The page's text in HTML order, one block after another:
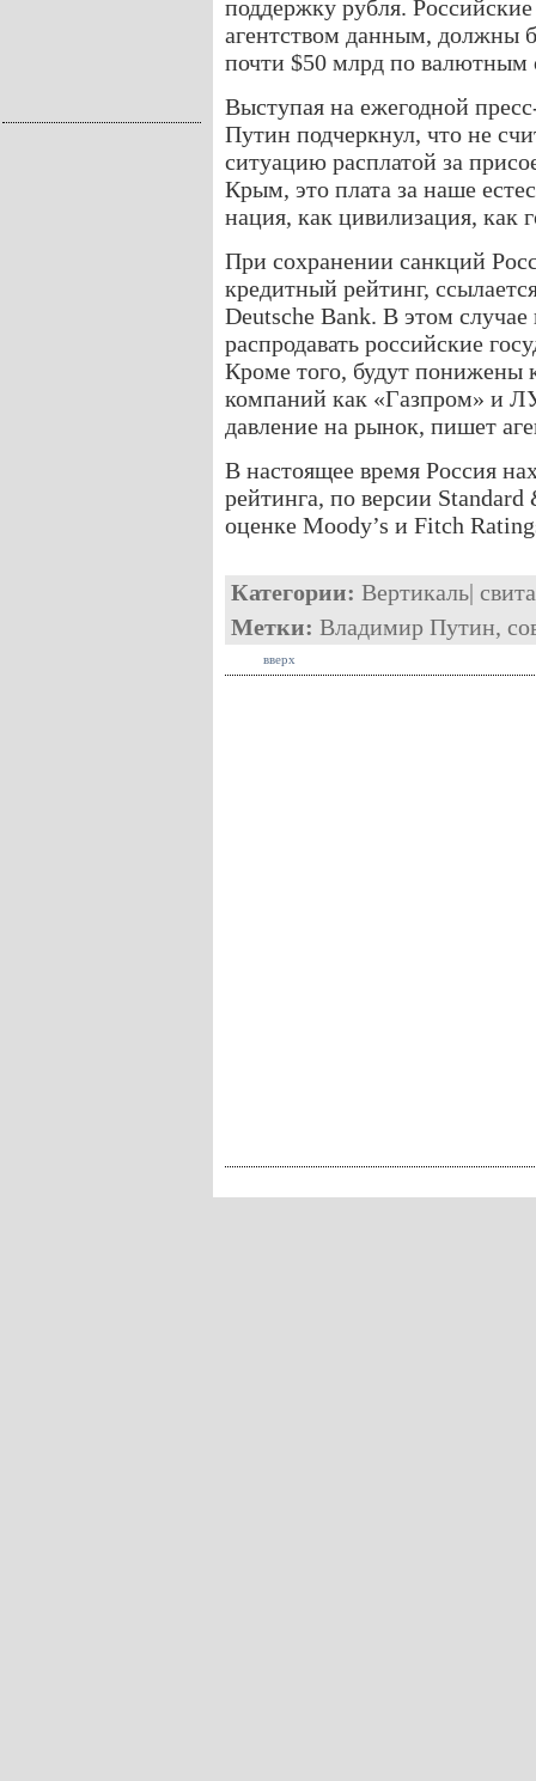
поддержку рубля.
агентством данным, должны
почти $50 млрд по валютным
Выступая на ежегодной
Путин подчеркнул, что не
ситуацию расплатой за
Крым, это плата за наше
нация, как цивилизация, как
При сохранении санкций
кредитный рейтинг,
Deutsche Bank. В этом
распродавать российские
Кроме того, будут понижены
компаний как «Газпром» и
давление на рынок, пишет
В настоящее время Россия
рейтинга, по версии Standard
оценке Moody’s и Fitch
Категории: Вертикаль| свита
Метки: Владимир Путин,
вверх